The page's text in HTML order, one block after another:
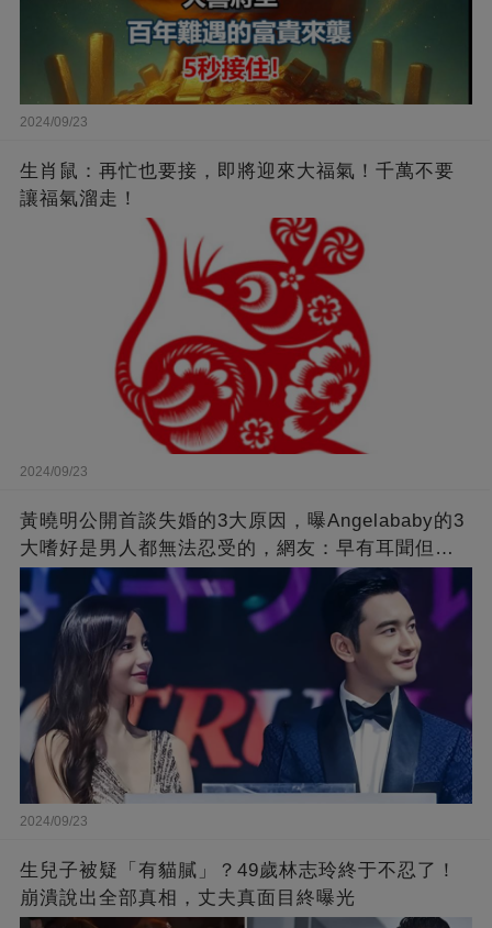
2024/09/23
生肖鼠：再忙也要接，即將迎來大福氣！千萬不要
讓福氣溜走！
2024/09/23
黃曉明公開首談失婚的3大原因，曝Angelababy的3
大嗜好是男人都無法忍受的，網友：早有耳聞但想
不到那麼嚴重！
2024/09/23
生兒子被疑「有貓膩」？49歲林志玲終于不忍了！
崩潰說出全部真相，丈夫真面目終曝光